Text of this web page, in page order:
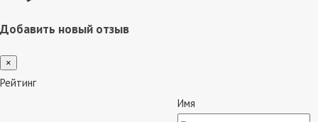
Добавить новый отзыв
×
Рейтинг
Имя